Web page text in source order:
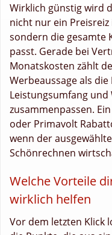
Wirklich günstig wird
nicht nur ein
sondern die gesamte
passt. Gerade bei
Monatskosten zählt
Werbeaussage als
Leistungsumfang und
zusammenpassen.
oder Primavolt
wenn der
Schönrechnen
Welche Vorteile
wirklich helfen
Vor dem letzten Klick